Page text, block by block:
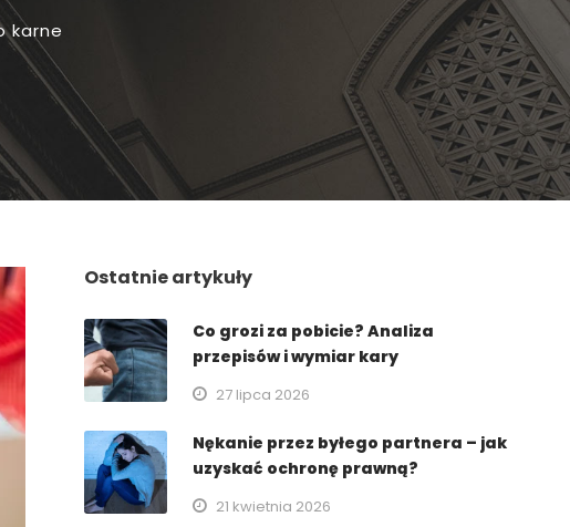
karne
Ostatnie artykuły
Co grozi za pobicie? Analiza
przepisów i wymiar kary
27 lipca 2026
Nękanie przez byłego partnera – jak
uzyskać ochronę prawną?
21 kwietnia 2026